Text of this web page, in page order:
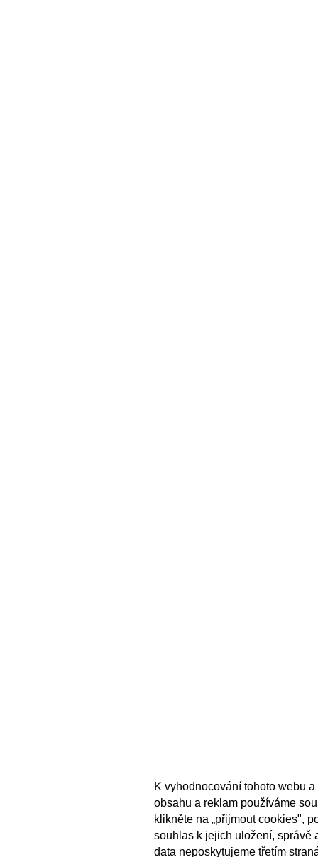
K vyhodnocování tohoto webu
obsahu a reklam používáme
klikněte na „přijmout cookies",
souhlas k jejich uložení, správě
data neposkytujeme třetím